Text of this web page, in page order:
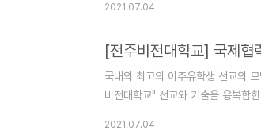
2021.07.04
[전주비전대학교] 국제협
국내외 최고의 이주유학생 선교의
비전대학교" 선교와 기술을 융복합
2021.07.04